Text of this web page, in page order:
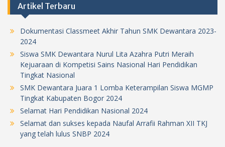
Artikel Terbaru
Dokumentasi Classmeet Akhir Tahun SMK Dewantara 2023-
2024
Siswa SMK Dewantara Nurul Lita Azahra Putri Meraih
Kejuaraan di Kompetisi Sains Nasional Hari Pendidikan
Tingkat Nasional
SMK Dewantara Juara 1 Lomba Keterampilan Siswa MGMP
Tingkat Kabupaten Bogor 2024
Selamat Hari Pendidikan Nasional 2024
Selamat dan sukses kepada Naufal Arrafii Rahman XII TKJ
yang telah lulus SNBP 2024